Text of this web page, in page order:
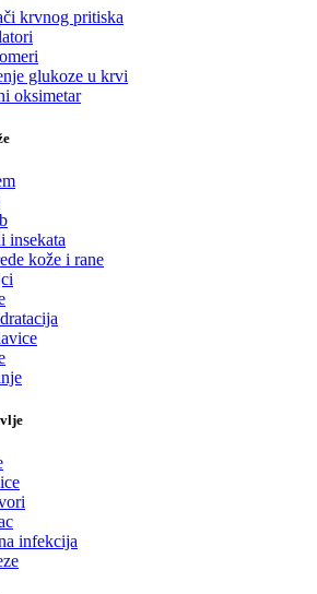
krvnog pritiska
glukoze u krvi
oksimetar
insekata
kože i rane
infekcija